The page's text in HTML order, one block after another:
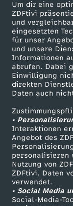
Um dir eine
ZDFtivi
und
eingesetzten
für unser
und unsere
Informationen
abrufen. Dabei
Einwilligung
direkten
Daten auch
•
Interaktionen
Angebot des
personalisieren
Nutzung von
ZDFtivi. Daten
verwendet.
• Social Media
Social-Media-
h
-
W
e
h
r
d
i
Mehr ZDF
ZDF-Apps
Smart TV
ZDFtext
Livestreams
Sendungen A-Z
TV-Programm
ZDF Unternehmen